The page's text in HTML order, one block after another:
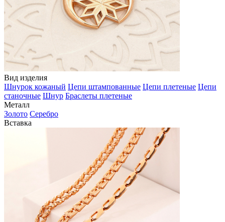
Вид изделия
Шнурок кожаный Цепи штампованные Цепи плетеные Цепи
станочные Шнур Браслеты плетеные
Металл
Золото Серебро
Вставка